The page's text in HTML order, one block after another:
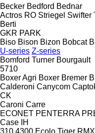
Becker Bedford Bednar
Actros RO Striegel Swifter
Berti
GKR PARK
Biso Bison Bizon Bobcat
U-series Z-series
Bomford Turner Bourgault
5710
Boxer Agri Boxer Bremer
Calderoni Canycom
CK
Caroni Carre
ECONET PENTERRA
Case IH
310 4300 Ecolo Tiger RMX